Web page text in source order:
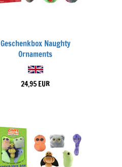
Geschenkbox Naughty
Ornaments
24,95 EUR